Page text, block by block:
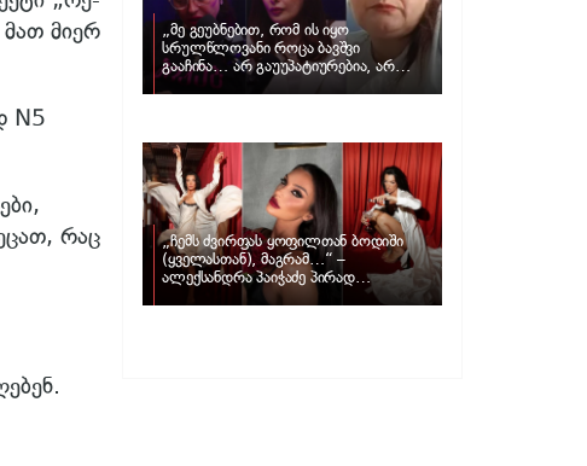
მიერ
N5
რაც
„მე გეუბნებით, რომ ის იყო
სრულწლოვანი როცა ბავშვი
გააჩინა… არ გაუუპატიურებია, არ
უძალადია და მსგავსი რამ არ
ვიბლიანის საქმეზე
„ჩემს ძვირფას ყოფილთან ბოდიში
(ყველასთან), მაგრამ…“ –
ალექსანდრა პაიჭაძე პირად